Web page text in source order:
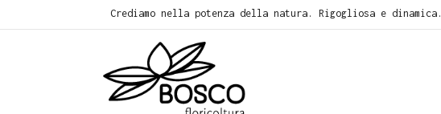
Crediamo nella potenza della natura. Rigogliosa e